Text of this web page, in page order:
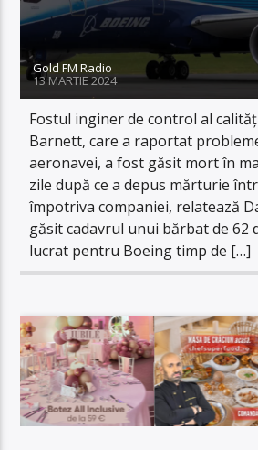
Gold FM Radio
13 MARTIE 2024
Fostul inginer de control al
Barnett, care a raportat
aeronavei, a fost găsit mort în
zile după ce a depus mărturie
împotriva companiei, relatează
găsit cadavrul unui bărbat de 62
lucrat pentru Boeing timp de […]